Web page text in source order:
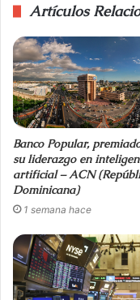
Artículos
Banco Popular,
su liderazgo en
artificial – ACN
Dominicana)
1 semana hace